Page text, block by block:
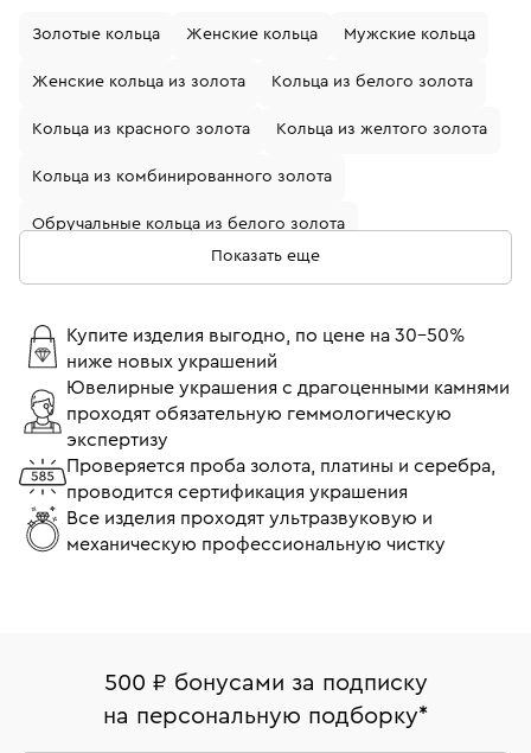
Золотые кольца Женские кольца Мужские кольца
Женские кольца из золота Кольца из белого золота
Кольца из красного золота Кольца из желтого золота
Кольца из комбинированного золота
Обручальные кольца из белого золота
Кольца из белого золота с бриллиантом
Обручальные кольца из желтого золота
Обручальные кольца с бриллиантами
Кольца помолвочные с бриллиантом
Кольца 17 размера Кольца 18 размера Тонкие кольца
Кольца Van Cleef & Arpels Обручальные кольца
Показать еще
Купите изделия выгодно, по цене на 30-50%
ниже новых украшений
Ювелирные украшения с драгоценными камнями
проходят обязательную геммологическую
экспертизу
Проверяется проба золота, платины и серебра,
проводится сертификация украшения
Все изделия проходят ультразвуковую и
механическую профессиональную чистку
500 ₽ бонусами за подписку
на персональную подборку*